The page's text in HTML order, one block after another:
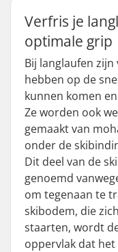
Verfris je
optimale grip
Bij langlaufen
hebben op de
kunnen komen
Ze worden ook
gemaakt van
onder de
Dit deel van de
genoemd
om tegenaan te
skibodem, die
staarten, wordt
oppervlak dat